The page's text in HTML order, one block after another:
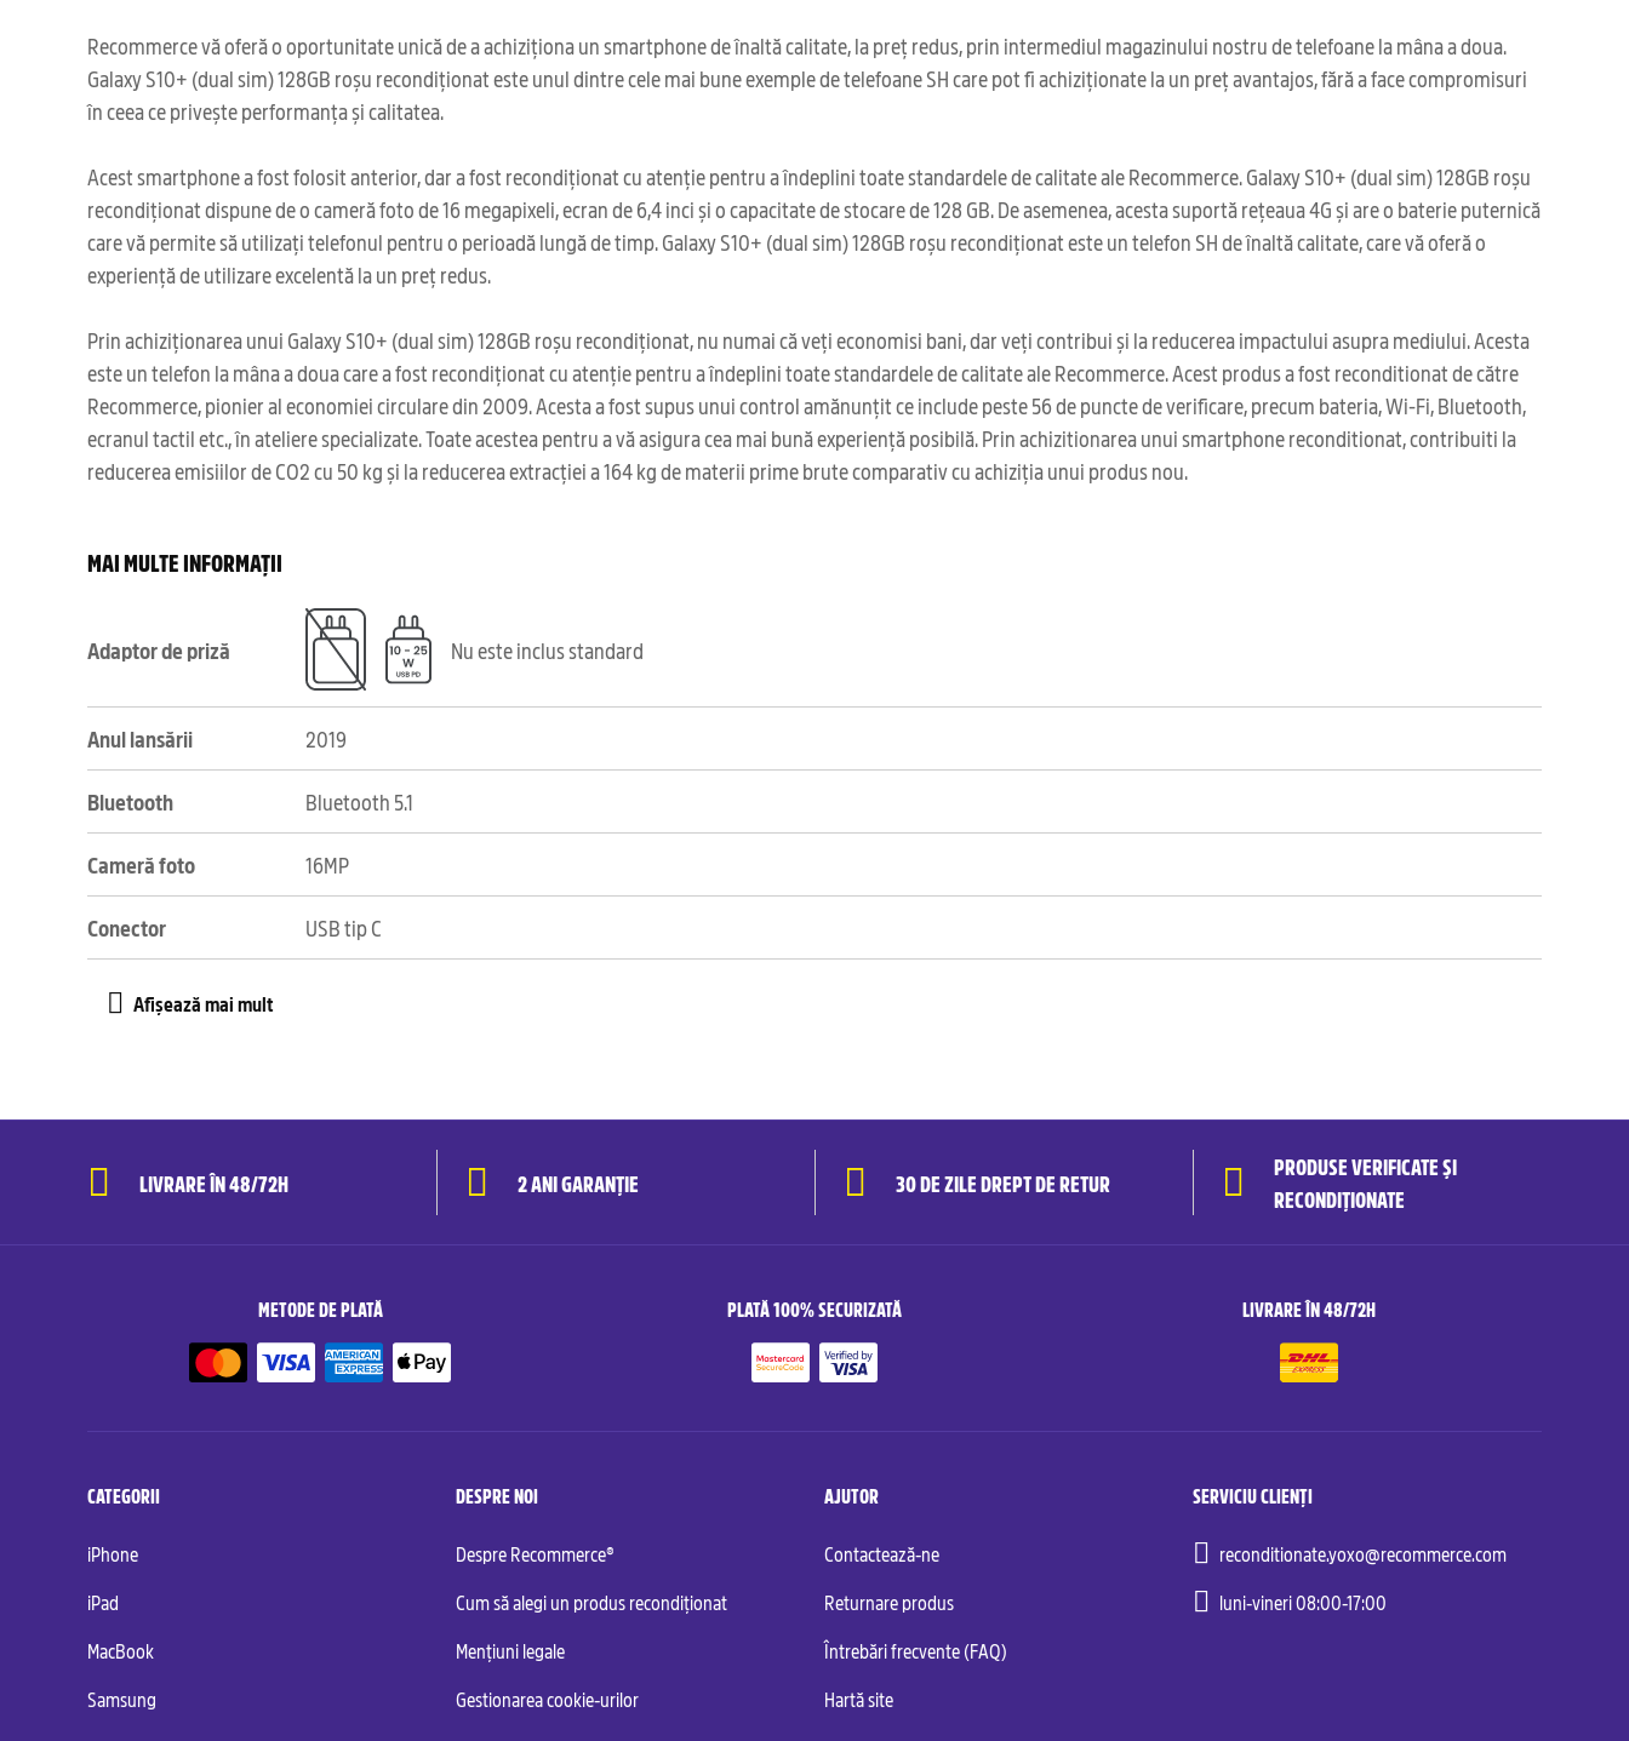
Recommerce vă oferă o oportunitate unică de a achiziționa un smartphone de înaltă calitate, la preț redus, prin intermediul magazinului nostru de telefoane la mâna a doua.
Galaxy S10+ (dual sim) 128GB roșu recondiționat este unul dintre cele mai bune exemple de telefoane SH care pot fi achiziționate la un preț avantajos, fără a face compromisuri
în ceea ce privește performanța și calitatea.
Acest smartphone a fost folosit anterior, dar a fost recondiționat cu atenție pentru a îndeplini toate standardele de calitate ale Recommerce. Galaxy S10+ (dual sim) 128GB roșu
recondiționat dispune de o cameră foto de 16 megapixeli, ecran de 6,4 inci și o capacitate de stocare de 128 GB. De asemenea, acesta suportă rețeaua 4G și are o baterie puternică
care vă permite să utilizați telefonul pentru o perioadă lungă de timp. Galaxy S10+ (dual sim) 128GB roșu recondiționat este un telefon SH de înaltă calitate, care vă oferă o
experiență de utilizare excelentă la un preț redus.
Prin achiziționarea unui Galaxy S10+ (dual sim) 128GB roșu recondiționat, nu numai că veți economisi bani, dar veți contribui și la reducerea impactului asupra mediului. Acesta
este un telefon la mâna a doua care a fost recondiționat cu atenție pentru a îndeplini toate standardele de calitate ale Recommerce. Acest produs a fost reconditionat de către
Recommerce, pionier al economiei circulare din 2009. Acesta a fost supus unui control amănunțit ce include peste 56 de puncte de verificare, precum bateria, Wi-Fi, Bluetooth,
ecranul tactil etc., în ateliere specializate. Toate acestea pentru a vă asigura cea mai bună experiență posibilă. Prin achizitionarea unui smartphone reconditionat, contribuiti la
reducerea emisiilor de CO2 cu 50 kg și la reducerea extracției a 164 kg de materii prime brute comparativ cu achiziția unui produs nou.
MAI MULTE INFORMAȚII
Adaptor de priză Nu este inclus standard
Anul lansării 2019
Bluetooth Bluetooth 5.1
Cameră foto 16MP
Conector USB tip C
LIVRARE ÎN 48/72H 2 ANI GARANȚIE 30 DE ZILE DREPT DE RETUR
PRODUSE VERIFICATE ȘI
RECONDIȚIONATE
METODE DE PLATĂ PLATĂ 100% SECURIZATĂ LIVRARE ÎN 48/72H
CATEGORII
iPhone
iPad
MacBook
Samsung
DESPRE NOI
Despre Recommerce®
Cum să alegi un produs recondiționat
Mențiuni legale
Gestionarea cookie-urilor
AJUTOR
Contactează-ne
Returnare produs
Întrebări frecvente (FAQ)
Hartă site
SERVICIU CLIENȚI
reconditionate.yoxo@recommerce.com
luni-vineri 08:00-17:00